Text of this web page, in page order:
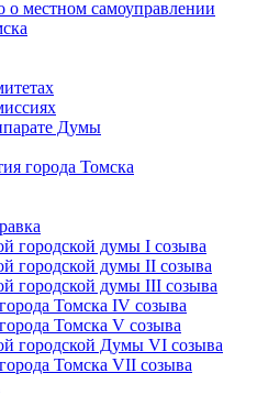
о местном самоуправлении
Думы
города Томска
городской думы I созыва
городской думы II созыва
городской думы III созыва
Томска IV созыва
Томска V созыва
городской Думы VI созыва
Томска VII созыва